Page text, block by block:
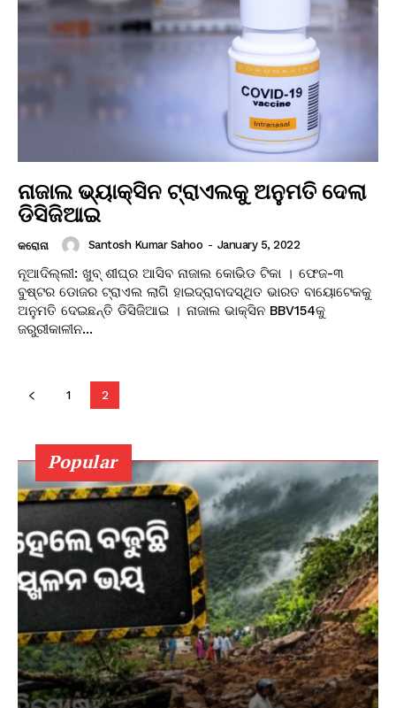
ନାଜାଲ ଭ୍ୟାକ୍ସିନ ଟ୍ରାଏଲକୁ ଅନୁମତି ଦେଲା
ଡିସିଜିଆଇ
କରୋନା Santosh Kumar Sahoo - January 5, 2022
ନୂଆଦିଲ୍ଲୀ: ଖୁବ୍ ଶୀଘ୍ର ଆସିବ ନାଜାଲ କୋଭିଡ ଟିକା । ଫେଜ-୩
ବୁଷ୍ଟର ଡୋଜର ଟ୍ରାଏଲ ଲାଗି ହାଇଦ୍ରାବାଦସ୍ଥିତ ଭାରତ ବାୟୋଟେକକୁ
ଅନୁମତି ଦେଇଛନ୍ତି ଡିସିଜିଆଇ । ନାଜାଲ ଭାକ୍ସିନ BBV154କୁ
ଜରୁରୀକାଳୀନ...
1 2
Popular